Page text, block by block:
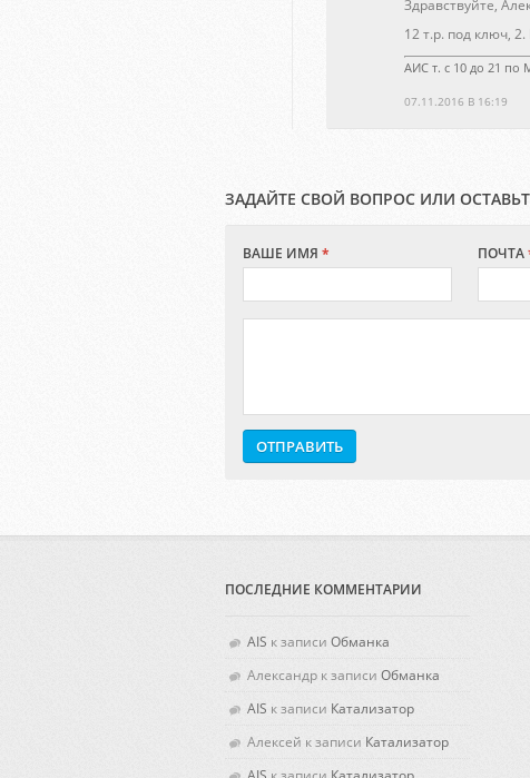
07.11.2016 В 16:19
Здравствуйте,
12 т.р. под ключ,
АИС т. с 10 до 21 по
ЗАДАЙТЕ СВОЙ ВОПРОС ИЛИ
ВАШЕ ИМЯ* ПОЧТА
ПОСЛЕДНИЕ КОММЕНТАРИИ
AIS к записи Обманка
Александр к записи Обманка
AIS к записи Катализатор
Алексей к записи Катализатор